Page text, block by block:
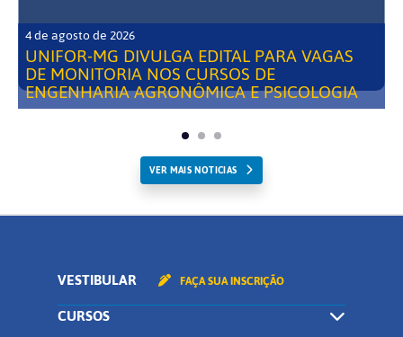
4 de agosto de 2026
UNIFOR-MG DIVULGA EDITAL PARA VAGAS
DE MONITORIA NOS CURSOS DE
ENGENHARIA AGRONÔMICA E PSICOLOGIA
VER MAIS NOTICIAS
VESTIBULAR FAÇA SUA INSCRIÇÃO
CURSOS